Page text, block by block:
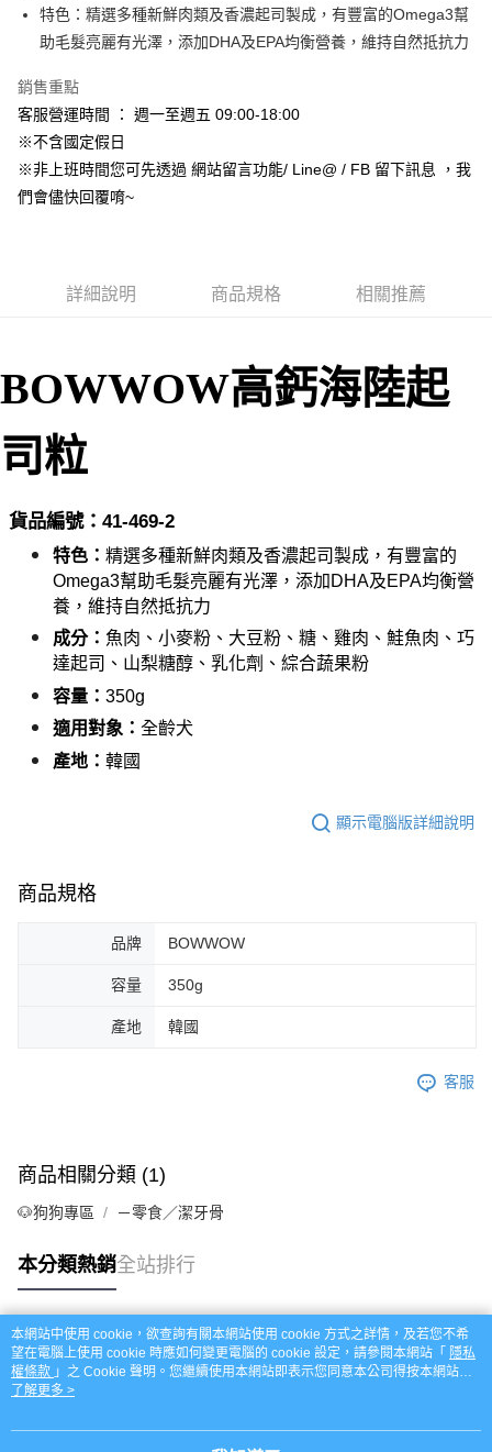
華南商業銀行
彰化商業銀行
上海商業儲蓄銀行
台北富邦商業銀行
臺灣中小企業銀行
匯豐（台灣）商業銀行
華泰商業銀行
聯邦商業銀行
元大商業銀行
永豐商業銀行
台新國際商業銀行
超商取貨付款
LINE Pay
Apple Pay
街口支付
悠遊付
Google Pay
【關於「AFTEE先享後付」】
２．便利：只要手機號碼，簡訊認證，即可結帳。
３．安心：先確認商品／服務後，再付款。
【「AFTEE先享後付」結帳流程】
１．於結帳方式選擇「AFTEE先享後付」後，將跳轉至「AFTEE先享後付」
結帳頁面，進行簡訊認證並確認金額後，即可完成結帳。
３．收到繳費通知簡訊後14天內，點擊此簡訊中的連結，可透過四大超商／
※ 請注意：結帳手續完成當下不需立刻繳費，但若您需要取消訂單，請聯絡
購買商品的店家。未經商家同意取消之訂單仍視為有效，需透過AFTEE先享
後付繳納相關費用。
※ 交易是否成功請以「AFTEE先享後付 」之結帳頁面顯示為準，若有關於
是否繳費成功／繳費後需取消欲退款等相關疑問，請聯繫「AFTEE先享後付
客戶支援中心」
https://netprotections.freshdesk.com/support/home
【注意事項】
１．透過由恩沛科技股份有限公司提供之「AFTEE先享後付」服務完成之交
易，需依本服務之必要範圍內提供個人資料，並將交易相關給付款項請求債
權轉讓予恩沛科技股份有限公司。
３．未成年的使用者請事先徵得法定代理人或監護人之同意方可使用
「AFTEE先享後付」，若未經同意申辦者引起之損失，本公司不負相關責
時審查核予不同之上限額度；若仍有額度不足之情形，本公司將視審查結果
５．嚴禁一人註冊多個帳號或使用他人資訊註冊。若發現惡意使用之情形，
恩沛科技股份有限公司將有權停止該用戶之使用額度並採取法律行動。
全家取貨付款_限重5KG
每筆NT$60，滿NT$999(含以上)免運費
付款後全家取貨_限重5KG
每筆NT$60，滿NT$999(含以上)免運費
萊爾富取貨付款_限重10KG
每筆NT$60，滿NT$999(含以上)免運費
付款後萊爾富取貨_限重10KG
每筆NT$60，滿NT$999(含以上)免運費
7-11取貨付款_限重10KG
每筆NT$60，滿NT$999(含以上)免運費
付款後7-11取貨_限重10KG
中壢限定｜毛速配 14:00前下單當日到！🐶
特色：精選多種新鮮肉類及香濃起司製成，有豐富的Omega3幫
助毛髮亮麗有光澤，添加DHA及EPA均衡營養，維持自然抵抗力
銷售重點
客服營運時間 ： 週一至週五 09:00-18:00
※不含國定假日
※非上班時間您可先透過 網站留言功能/ Line@ / FB 留下訊息 ，我
們會儘快回覆唷~
詳細說明 商品規格 相關推薦
BOWWOW高鈣海陸起
司粒
貨品編號：41-469-2
特色： 精選多種新鮮肉類及香濃起司製成，有豐富的
Omega3幫助毛髮亮麗有光澤，添加DHA及EPA均衡營
養，維持自然抵抗力
成分： 魚肉、小麥粉、大豆粉、糖、雞肉、鮭魚肉、巧
達起司、山梨糖醇、乳化劑、綜合蔬果粉
容量： 350g
適用對象： 全齡犬
產地： 韓國
顯示電腦版詳細說明
商品規格
品牌 BOWWOW
容量 350g
產地 韓國
客服
商品相關分類 (1)
🐶狗狗專區 －零食／潔牙骨
本分類熱銷全站排行
熱門標籤
本網站中使用 cookie，欲查詢有關本網站使用 cookie 方式之詳情，及若您不希
望在電腦上使用 cookie 時應如何變更電腦的 cookie 設定，請參閱本網站「 隱私
權條款 」之 Cookie 聲明。您繼續使用本網站即表示您同意本公司得按本網站使
用條款之 Cookie 聲明使用 cookie。
了解更多 >